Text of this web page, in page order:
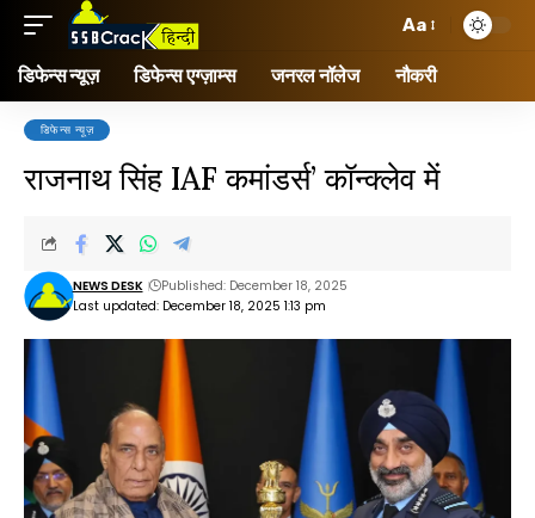
Aa
डिफेन्स न्यूज़ डिफेन्स एग्ज़ाम्स जनरल नॉलेज नौकरी
डिफेन्स न्यूज़
राजनाथ सिंह IAF कमांडर्स’ कॉन्क्लेव में
Last updated: December 18, 2025 1:13 pm
NEWS DESK Published: December 18, 2025